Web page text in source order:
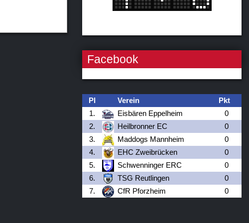
Facebook
Pl Verein
Pkt
1.
Eisbären Eppelheim
0
2.
Heilbronner EC
0
3.
Maddogs Mannheim
0
4.
EHC Zweibrücken
0
5.
Schwenninger ERC
0
6.
TSG Reutlingen
0
7.
CfR Pforzheim 0